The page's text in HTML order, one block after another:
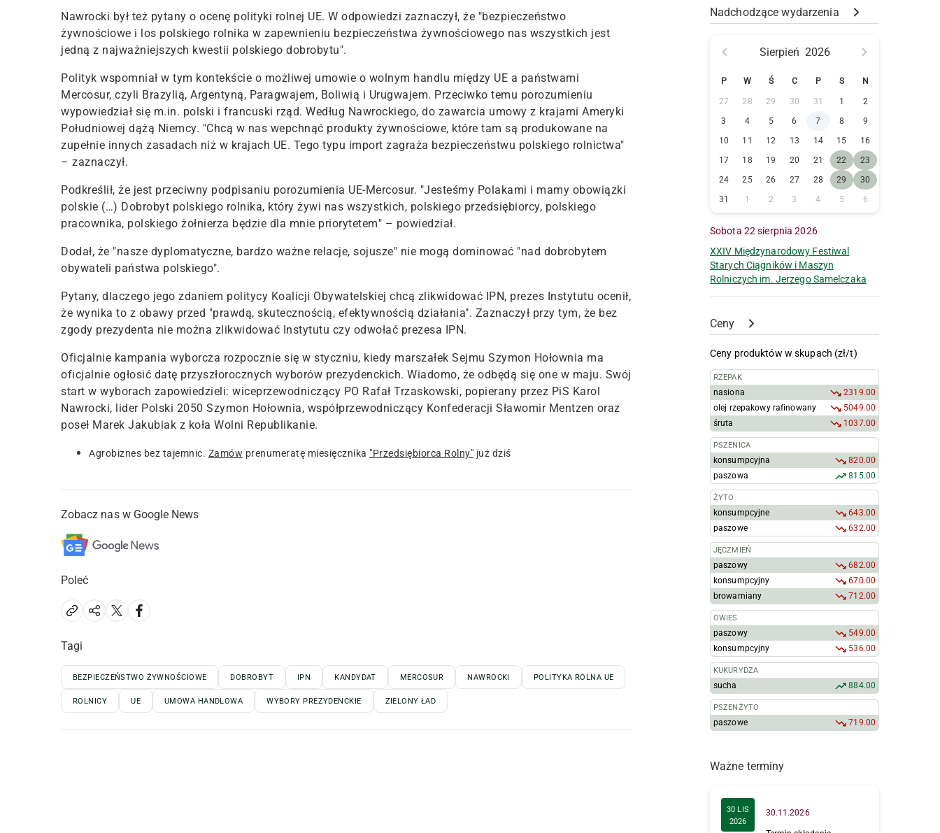
Nawrocki był też pytany o ocenę polityki rolnej UE. W odpowiedzi zaznaczył, że "bezpieczeństwo
żywnościowe i los polskiego rolnika w zapewnieniu bezpieczeństwa żywnościowego nas wszystkich jest
jedną z najważniejszych kwestii polskiego dobrobytu".
Polityk wspomniał w tym kontekście o możliwej umowie o wolnym handlu między UE a państwami
Mercosur, czyli Brazylią, Argentyną, Paragwajem, Boliwią i Urugwajem. Przeciwko temu porozumieniu
wypowiedział się m.in. polski i francuski rząd. Według Nawrockiego, do zawarcia umowy z krajami Ameryki
Południowej dążą Niemcy. "Chcą w nas wepchnąć produkty żywnościowe, które tam są produkowane na
zupełnie innych zasadach niż w krajach UE. Tego typu import zagraża bezpieczeństwu polskiego rolnictwa"
– zaznaczył.
Podkreślił, że jest przeciwny podpisaniu porozumienia UE-Mercosur. "Jesteśmy Polakami i mamy obowiązki
polskie (…) Dobrobyt polskiego rolnika, który żywi nas wszystkich, polskiego przedsiębiorcy, polskiego
pracownika, polskiego żołnierza będzie dla mnie priorytetem" – powiedział.
Dodał, że "nasze dyplomatyczne, bardzo ważne relacje, sojusze" nie mogą dominować "nad dobrobytem
obywateli państwa polskiego".
Pytany, dlaczego jego zdaniem politycy Koalicji Obywatelskiej chcą zlikwidować IPN, prezes Instytutu ocenił,
że wynika to z obawy przed "prawdą, skutecznością, efektywnością działania". Zaznaczył przy tym, że bez
zgody prezydenta nie można zlikwidować Instytutu czy odwołać prezesa IPN.
Oficjalnie kampania wyborcza rozpocznie się w styczniu, kiedy marszałek Sejmu Szymon Hołownia ma
oficjalnie ogłosić datę przyszłorocznych wyborów prezydenckich. Wiadomo, że odbędą się one w maju. Swój
start w wyborach zapowiedzieli: wiceprzewodniczący PO Rafał Trzaskowski, popierany przez PiS Karol
Nawrocki, lider Polski 2050 Szymon Hołownia, współprzewodniczący Konfederacji Sławomir Mentzen oraz
poseł Marek Jakubiak z koła Wolni Republikanie.
Agrobiznes bez tajemnic. Zamów prenumeratę miesięcznika "Przedsiębiorca Rolny" już dziś
Zobacz nas w Google News
Poleć
Tagi
BEZPIECZEŃSTWO ŻYWNOŚCIOWE DOBROBYT IPN KANDYDAT MERCOSUR NAWROCKI POLITYKA ROLNA UE
ROLNICY UE UMOWA HANDLOWA WYBORY PREZYDENCKIE ZIELONY ŁAD
Nadchodzące wydarzenia
Sierpień 2026
P W Ś C P S N
27 28 29 30 31 1
2
3
4 5 6 7 8
9
10
11 12 13 14 15
16
17
18 19 20 21 22
23
24
25 26 27 28 29
30
31
1 2 3 4 5 6
Sobota 22 sierpnia 2026
XXIV Międzynarodowy Festiwal
Starych Ciągników i Maszyn
Rolniczych im. Jerzego Samelczaka
Ceny
Ceny produktów w skupach (zł/t)
RZEPAK
nasiona
2319.00
olej rzepakowy rafinowany
5049.00
śruta
1037.00
PSZENICA
konsumpcyjna
820.00
paszowa
815.00
ŻYTO
konsumpcyjne
643.00
paszowe
632.00
JĘCZMIEŃ
paszowy
682.00
konsumpcyjny
670.00
browarniany
712.00
OWIES
paszowy
549.00
konsumpcyjny
536.00
KUKURYDZA
sucha 884.00
PSZENŻYTO
paszowe 719.00
Ważne terminy
30 LIS
2026
30.11.2026